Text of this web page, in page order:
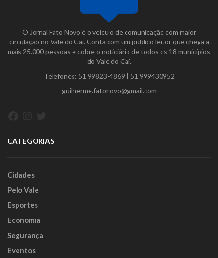
O Jornal Fato Novo é o veículo de comunicação com maior
circulação no Vale do Caí. Conta com um público leitor que chega a
mais 25.000 pessoas e cobre o noticiário de todos os 18 municípios
do Vale do Caí.
Telefones: 51 99823-4869 | 51 999430952
guilherme.fatonovo@gmail.com
CATEGORIAS
Cidades
Pelo Vale
Esportes
Economia
Segurança
Eventos